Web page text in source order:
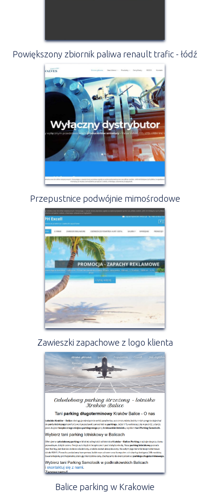
Powiększony zbiornik paliwa renault trafic - łódź
Przepustnice podwójnie mimośrodowe
Zawieszki zapachowe z logo klienta
Balice parking w Krakowie